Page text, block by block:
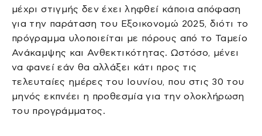
μέχρι στιγμής δεν έχει ληφθεί κάποια απόφαση
για την παράταση του Εξοικονομώ 2025, διότι το
πρόγραμμα υλοποιείται με πόρους από το Ταμείο
Ανάκαμψης και Ανθεκτικότητας. Ωστόσο, μένει
να φανεί εάν θα αλλάξει κάτι προς τις
τελευταίες ημέρες του Ιουνίου, που στις 30 του
μηνός εκπνέει η προθεσμία για την ολοκλήρωση
του προγράμματος.